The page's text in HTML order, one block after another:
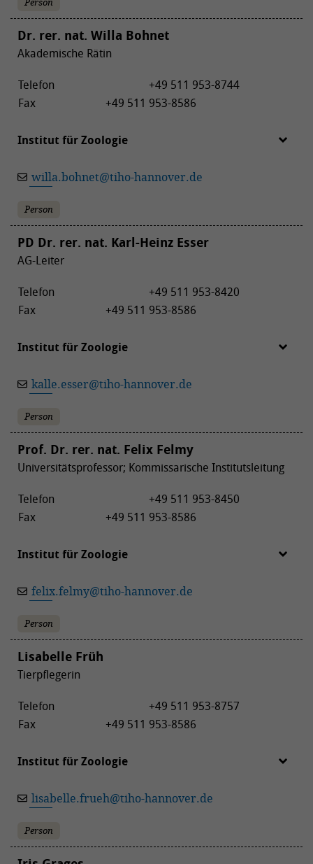
Dr. rer. nat. Willa Bohnet
Akademische Rätin
Telefon
+49 511 953-8744
Fax
+49 511 953-8586
Institut für Zoologie
willa.bohnet@tiho-hannover.de
Person
PD Dr. rer. nat. Karl-Heinz Esser
AG-Leiter
Telefon
+49 511 953-8420
Fax
+49 511 953-8586
Institut für Zoologie
kalle.esser@tiho-hannover.de
Person
Prof. Dr. rer. nat. Felix Felmy
Universitätsprofessor; Kommissarische Institutsleitung
Telefon
+49 511 953-8450
Fax
+49 511 953-8586
Institut für Zoologie
felix.felmy@tiho-hannover.de
Person
Lisabelle Früh
Tierpflegerin
Telefon
+49 511 953-8757
Fax
+49 511 953-8586
Institut für Zoologie
lisabelle.frueh@tiho-hannover.de
Person